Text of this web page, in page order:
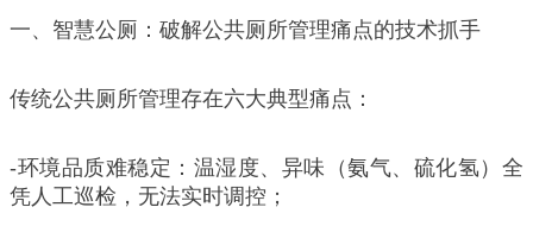
一、智慧公厕：破解公共厕所管理痛点的技术抓手
传统公共厕所管理存在六大典型痛点：
-环境品质难稳定：温湿度、异味（氨气、硫化氢）全
凭人工巡检，无法实时调控；